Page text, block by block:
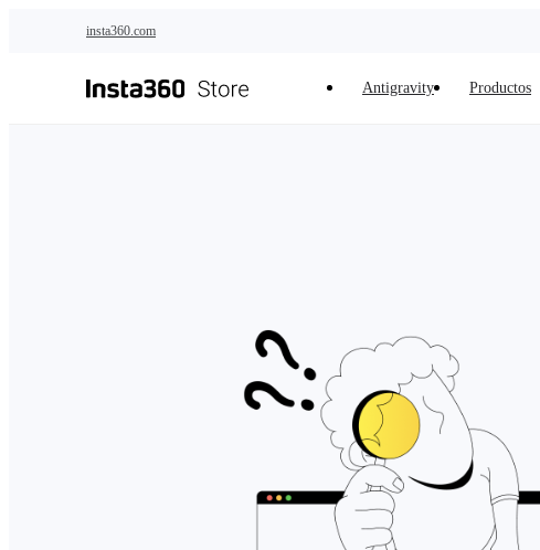
insta360.com
Antigravity Productos